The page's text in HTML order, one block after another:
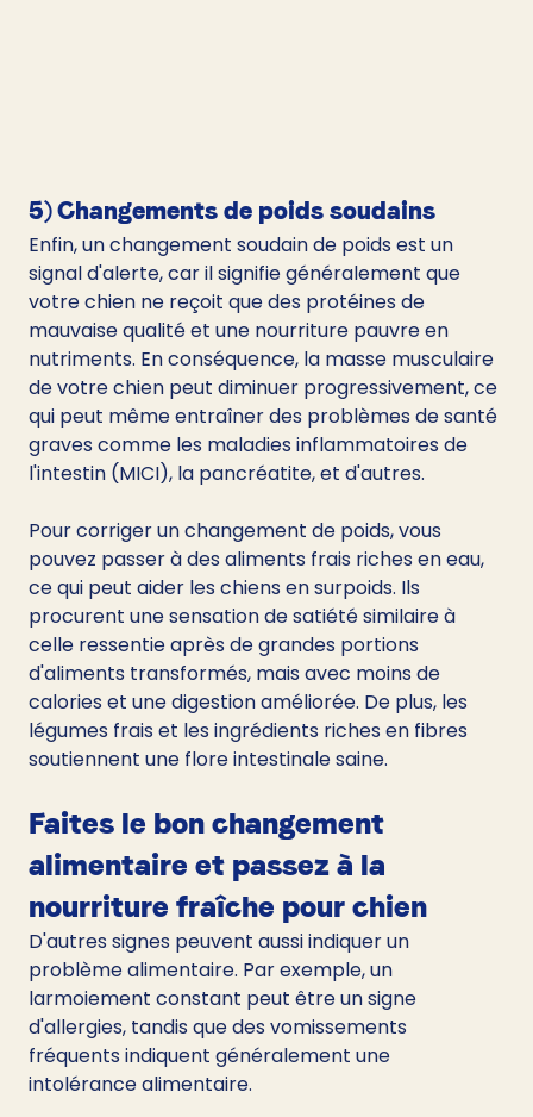
5) Changements de poids soudains
Enfin, un changement soudain de poids est un
signal d'alerte, car il signifie généralement que
votre chien ne reçoit que des protéines de
mauvaise qualité et une nourriture pauvre en
nutriments. En conséquence, la masse musculaire
de votre chien peut diminuer progressivement, ce
qui peut même entraîner des problèmes de santé
graves comme les maladies inflammatoires de
l'intestin (MICI), la pancréatite, et d'autres.
Pour corriger un changement de poids, vous
pouvez passer à des aliments frais riches en eau,
ce qui peut aider les chiens en surpoids. Ils
procurent une sensation de satiété similaire à
celle ressentie après de grandes portions
d'aliments transformés, mais avec moins de
calories et une digestion améliorée. De plus, les
légumes frais et les ingrédients riches en fibres
soutiennent une flore intestinale saine.
Faites le bon changement
alimentaire et passez à la
nourriture fraîche pour chien
D'autres signes peuvent aussi indiquer un
problème alimentaire. Par exemple, un
larmoiement constant peut être un signe
d'allergies, tandis que des vomissements
fréquents indiquent généralement une
intolérance alimentaire.